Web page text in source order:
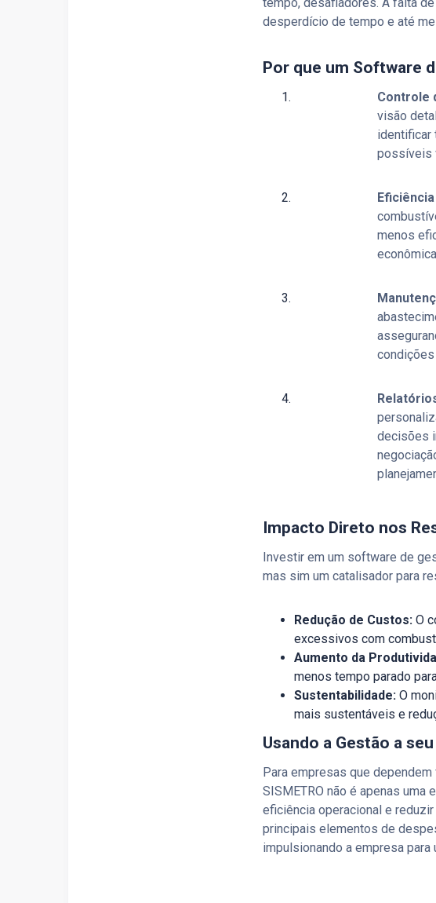
tempo, desafiadores. A falta
desperdício de tempo e até
Por que um Software
Controle
visão
identificar
possíveis
menos
decisões
Impacto Direto nos
Investir em um software de
mas sim um catalisador para
Redução de Custos: O
excessivos com
Aumento da
menos tempo parado
Sustentabilidade: O
mais sustentáveis e
Usando a Gestão a
Para empresas que
SISMETRO não é apenas
eficiência operacional e
principais elementos de
impulsionando a empresa